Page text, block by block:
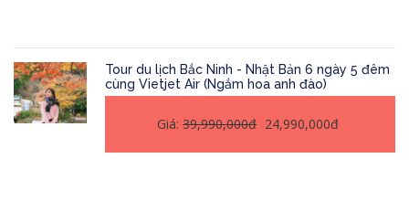
Tour du lịch Bắc Ninh - Nhật Bản 6 ngày 5 đêm
cùng Vietjet Air (Ngắm hoa anh đào)
Giá: 39,990,000đ 24,990,000đ